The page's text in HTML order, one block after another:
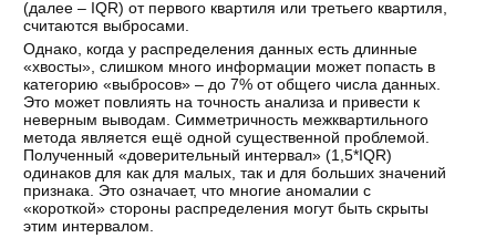
(далее – IQR) от первого квартиля или третьего квартиля,
считаются выбросами.
Однако, когда у распределения данных есть длинные
«хвосты», слишком много информации может попасть в
категорию «выбросов» – до 7% от общего числа данных.
Это может повлиять на точность анализа и привести к
неверным выводам. Симметричность межквартильного
метода является ещё одной существенной проблемой.
Полученный «доверительный интервал» (1,5*IQR)
одинаков для как для малых, так и для больших значений
признака. Это означает, что многие аномалии с
«короткой» стороны распределения могут быть скрыты
этим интервалом.